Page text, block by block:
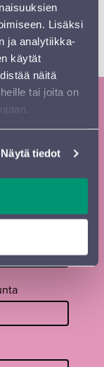
Lisäksi
ja analytiikka-
käytät
näitä
tai joita on
Näytä tiedot
ja